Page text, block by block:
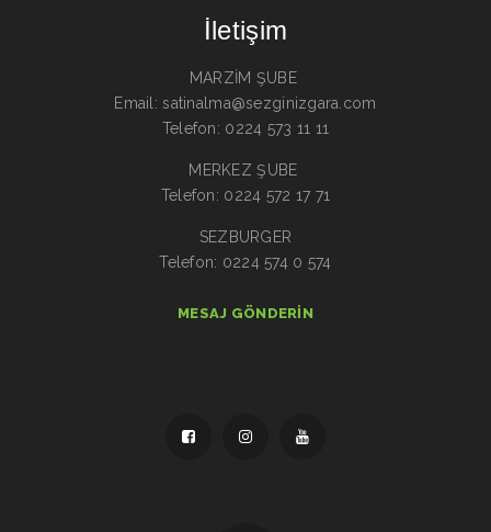
İletişim
MARZİM ŞUBE
Email: satinalma@sezginizgara.com
Telefon: 0224 573 11 11
MERKEZ ŞUBE
Telefon: 0224 572 17 71
SEZBURGER
Telefon: 0224 574 0 574
MESAJ GÖNDERIN